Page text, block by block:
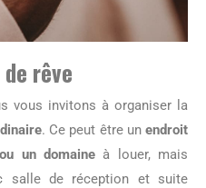
rêve
vous invitons à organiser la
. Ce peut être unendroit
un domaine à louer, mais
salle de réception et suite